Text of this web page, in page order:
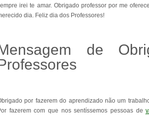
irei te amar. Obrigado professor por me
dia. Feliz dia dos Professores!
de
por fazerem do aprendizado não um
fazerem com que nos sentíssemos pessoas de